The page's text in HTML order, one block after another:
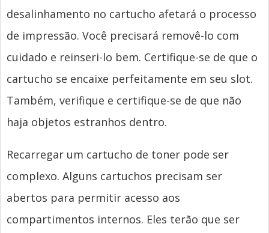
desalinhamento no cartucho afetará o processo
de impressão. Você precisará removê-lo com
cuidado e reinseri-lo bem. Certifique-se de que o
cartucho se encaixe perfeitamente em seu slot.
Também, verifique e certifique-se de que não
haja objetos estranhos dentro.
Recarregar um cartucho de toner pode ser
complexo. Alguns cartuchos precisam ser
abertos para permitir acesso aos
compartimentos internos. Eles terão que ser